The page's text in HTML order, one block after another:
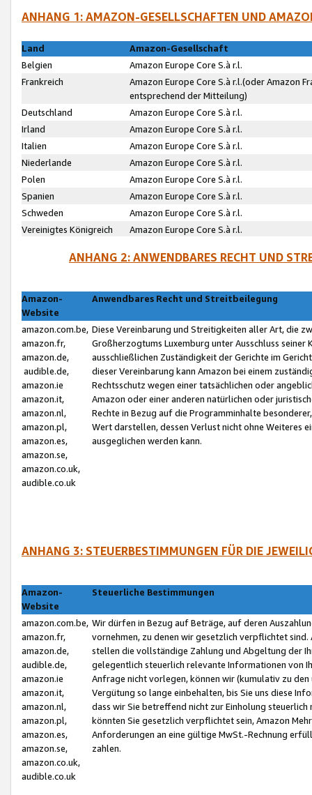
ANHANG 1: AMAZON-GESELLSCHAFTEN UND
Land
Amazon-Gesellschaft
Belgien
Amazon Europe Core S.à r.l.
Frankreich
Amazon Europe Core S.à r.l.(oder Amazon
entsprechend der Mitteilung)
Deutschland
Amazon Europe Core S.à r.l.
Irland
Amazon Europe Core S.à r.l.
Italien
Amazon Europe Core S.à r.l.
Niederlande
Amazon Europe Core S.à r.l.
Polen
Amazon Europe Core S.à r.l.
Spanien
Amazon Europe Core S.à r.l.
Schweden
Amazon Europe Core S.à r.l.
Vereinigtes Königreich
Amazon Europe Core S.à r.l.
ANHANG 2: ANWENDBARES RECHT UND
Amazon-
Website
Anwendbares Recht und Streitbeilegung
amazon.com.be,
amazon.fr,
amazon.de,
audible.de,
amazon.ie
amazon.it,
amazon.nl,
amazon.pl,
amazon.es,
amazon.se,
amazon.co.uk,
audible.co.uk
Diese Vereinbarung und Streitigkeiten aller Art, die
Großherzogtums Luxemburg unter Ausschluss
ausschließlichen Zuständigkeit der Gerichte im
dieser Vereinbarung kann Amazon bei einem
Rechtsschutz wegen einer tatsächlichen oder
Amazon oder einer anderen natürlichen oder
Rechte in Bezug auf die Programminhalte
Wert darstellen, dessen Verlust nicht ohne Weiteres
ausgeglichen werden kann.
ANHANG 3: STEUERBESTIMMUNGEN FÜR DIE
Amazon-
Website
Steuerliche Bestimmungen
amazon.com.be,
amazon.fr,
amazon.de,
audible.de,
amazon.ie
amazon.it,
amazon.nl,
amazon.pl,
amazon.es,
amazon.se,
amazon.co.uk,
audible.co.uk
Wir dürfen in Bezug auf Beträge, auf deren
vornehmen, zu denen wir gesetzlich verpflichtet
stellen die vollständige Zahlung und Abgeltung der
gelegentlich steuerlich relevante Informationen von
Anfrage nicht vorlegen, können wir (kumulativ zu
Vergütung so lange einbehalten, bis Sie uns diese
dass wir Sie betreffend nicht zur Einholung
könnten Sie gesetzlich verpflichtet sein, Amazon
Anforderungen an eine gültige MwSt.-Rechnung
zahlen.